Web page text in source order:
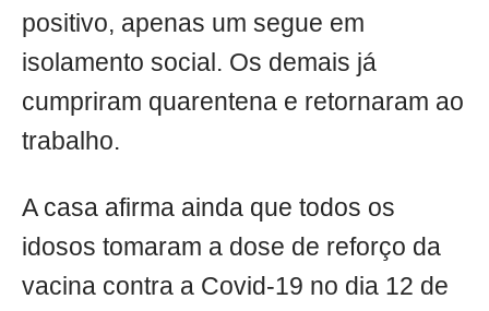
positivo, apenas um segue em
isolamento social. Os demais já
cumpriram quarentena e retornaram ao
trabalho.
A casa afirma ainda que todos os
idosos tomaram a dose de reforço da
vacina contra a Covid-19 no dia 12 de